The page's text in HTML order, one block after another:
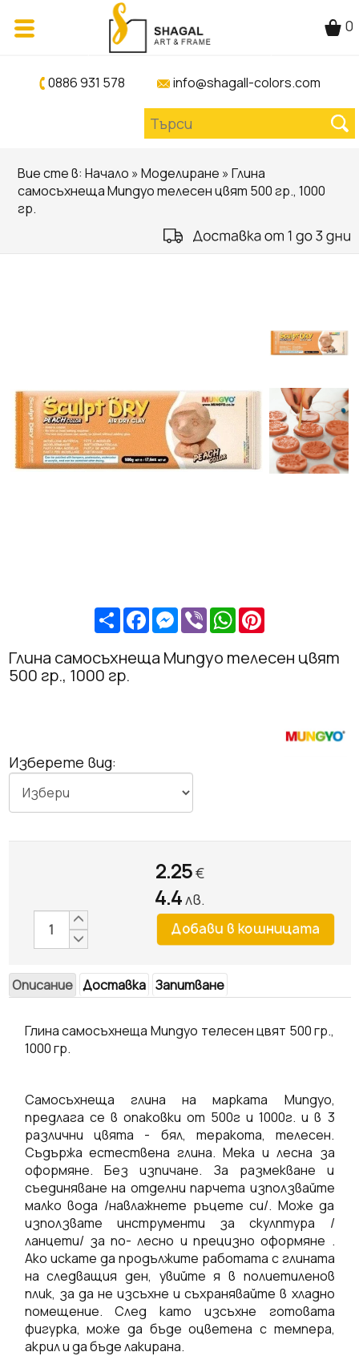
0
0886 931 578 info@shagall-colors.com
Вие сте в: Начало » Моделиране » Глина
самосъхнеща Mungyo телесен цвят 500 гр., 1000
гр.
ShareFacebook
Messenger
ViberWhatsApp
Глина самосъхнеща Mungyo телесен цвят
500 гр., 1000 гр.
Изберете вид:
2.25€
4.4лв.
Описание Доставка Запитване
Глина самосъхнеща Mungyo телесен цвят 500 гр.,
1000 гр.
Самосъхнеща глина на марката Mungyo,
предлага се в опаковки от 500г и 1000г. и в 3
различни цвята - бял, теракота, телесен.
Съдържа естествена глина. Мека и лесна за
оформяне. Без изпичане. За размекване и
съединяване на отделни парчета използвайте
малко вода /навлажнете ръцете си/. Може да
използвате инструменти за скулптура /
ланцети/ за по- лесно и прецизно оформяне .
Ако искате да продължите работата с глината
на следващия ден, увийте я в полиетиленов
плик, за да не изсъхне и съхранявайте в хладно
помещение. След като изсъхне готовата
фигурка, може да бъде оцветена с темпера,
акрил и да бъде лакирана.